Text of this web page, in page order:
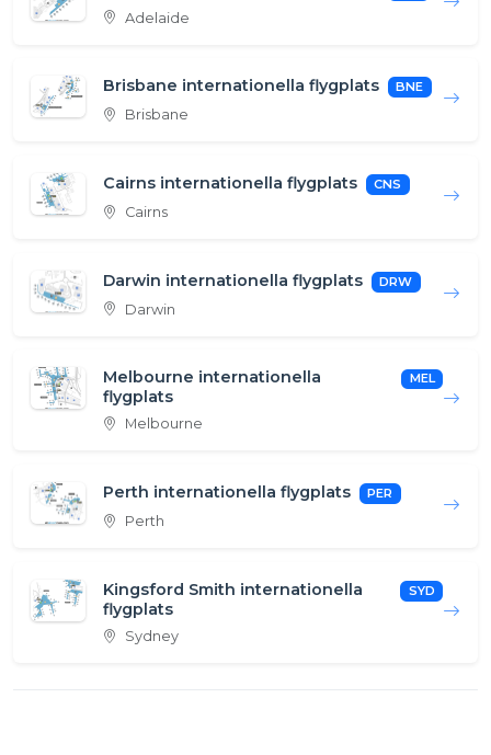
Adelaide
Brisbane internationella flygplats BNE
Brisbane
Cairns internationella flygplats CNS
Cairns
Darwin internationella flygplats DRW
Darwin
Melbourne internationella
flygplats
MEL
Melbourne
Perth internationella flygplats PER
Perth
Kingsford Smith internationella
flygplats
SYD
Sydney